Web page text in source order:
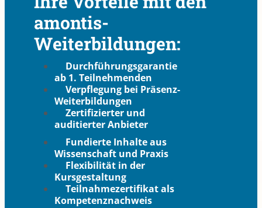
amontis-
Weiterbildungen:
Durchführungsgarantie
ab 1. Teilnehmenden
Verpflegung bei Präsenz-
Weiterbildungen
Zertifizierter und
auditierter Anbieter
Fundierte Inhalte aus
Wissenschaft und Praxis
Flexibilität in der
Kursgestaltung
Teilnahmezertifikat als
Kompetenznachweis